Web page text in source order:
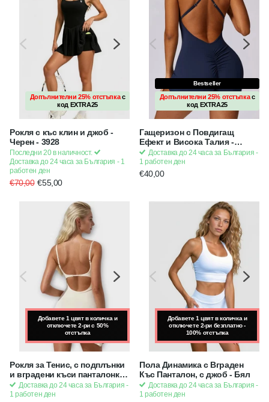
Допълнителни 25% отстъпкас
код EXTRA25
Допълнителни 25% отстъпкас
кодEXTRA25
Рокля с къс клин и джоб -
Черен - 3928
Последни 20 в наличност.
Доставка до 24 часа за България - 1
работен ден
€70,00 €55,00
Bestseller
Допълнителни 25% отстъпкас
код EXTRA25
Гащеризон с Повдигащ
Ефект и Висока Талия -
Scrunch Bum (къс), с
подплънки - Син | Strong x
Feminine
Доставка до 24 часа за България -
1 работен ден
€40,00
Добавете 1 цвят в количка и
отключете 2-ри с 50%
отстъпка
Добавете 1 цвят в количка и
отключете 2-ри с 50%
отстъпка
Рокля за Тенис, с подплънки
и вградени къси панталонки -
Бял (екрю)
Доставка до 24 часа за България -
1 работен ден
Добавете 1 цвят в количка и
отключете 2-ри безплатно -
100% отстъпка
Пола Динамика с Вграден
Къс Панталон, с джоб - Бял
Доставка до 24 часа за България -
1 работен ден